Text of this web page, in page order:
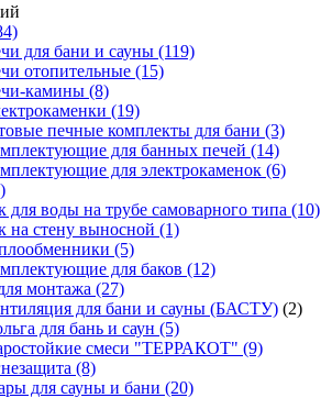
для бани и сауны (119)
отопительные (15)
камины (8)
(19)
печные комплекты для бани (3)
для банных печей (14)
для электрокаменок (6)
для воды на трубе самоварного типа (10)
на стену выносной (1)
(5)
для баков (12)
монтажа (27)
для бани и сауны (БАСТУ) (2)
для бань и саун (5)
смеси "ТЕРРАКОТ" (9)
(8)
для сауны и бани (20)